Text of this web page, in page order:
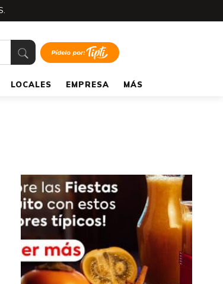
LOCALES EMPRESA MÁS